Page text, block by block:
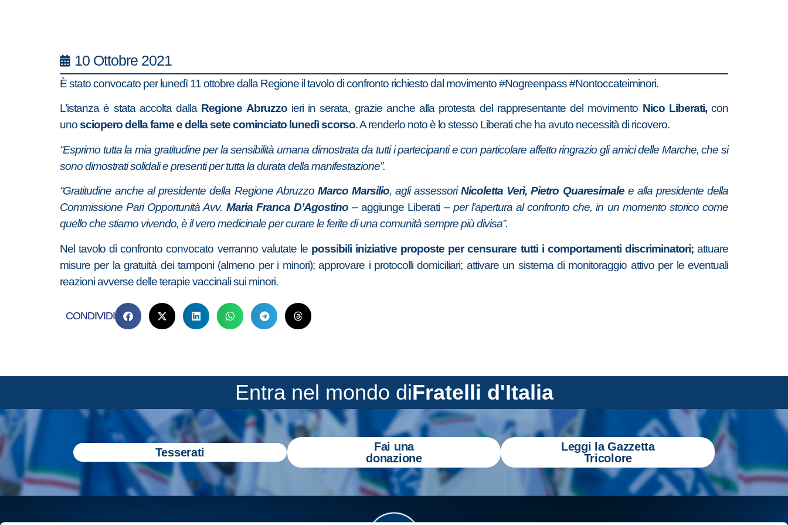
10 Ottobre 2021
È stato convocato per lunedì 11 ottobre dalla Regione il tavolo di confronto richiesto dal movimento #Nogreenpass #Nontoccateiminori.
L’istanza è stata accolta dalla Regione Abruzzoieri in serata, grazie anche alla protesta del rappresentante del movimento Nico Liberati, con
unosciopero della fame e della sete cominciato lunedì scorso. A renderlo noto è lo stesso Liberati che ha avuto necessità di ricovero.
“Esprimo tutta la mia gratitudine per la sensibilità umana dimostrata da tutti i partecipanti e con particolare affetto ringrazio gli amici delle Marche, che si
sono dimostrati solidali e presenti per tutta la durata della manifestazione”.
“Gratitudine anche al presidente della Regione AbruzzoMarco Marsilio, agli assessoriNicoletta Verì, Pietro Quaresimalee alla presidente della
Commissione Pari Opportunità Avv. Maria Franca D’Agostino– aggiunge Liberati – per l’apertura al confronto che, in un momento storico come
quello che stiamo vivendo, è il vero medicinale per curare le ferite di una comunità sempre più divisa”.
Nel tavolo di confronto convocato verranno valutate le possibili iniziative proposte per censurare tutti i comportamenti discriminatori;attuare
misure per la gratuità dei tamponi (almeno per i minori); approvare i protocolli domiciliari; attivare un sistema di monitoraggio attivo per le eventuali
reazioni avverse delle terapie vaccinali sui minori.
CONDIVIDI
Entra nel mondo diFratelli d'Italia
Tesserati
Fai una
donazione
Leggi la Gazzetta
Tricolore